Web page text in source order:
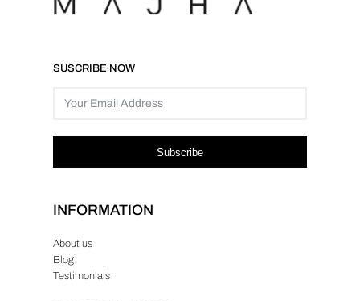
SUSCRIBE NOW
Subscribe
INFORMATION
About us
Blog
Testimonials